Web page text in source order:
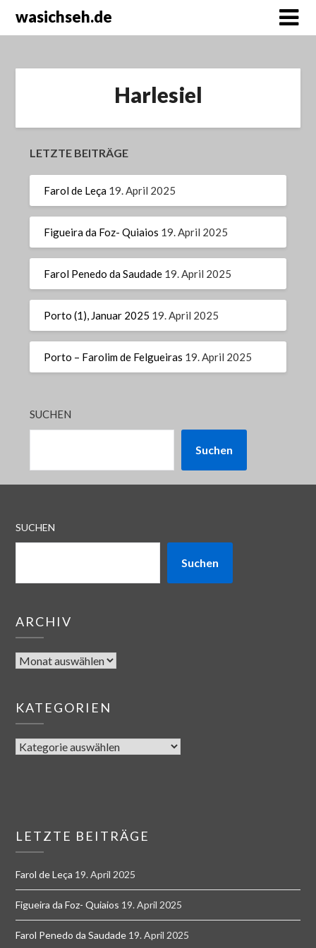
wasichseh.de
Harlesiel
LETZTE BEITRÄGE
Farol de Leça 19. April 2025
Figueira da Foz- Quiaios 19. April 2025
Farol Penedo da Saudade 19. April 2025
Porto (1), Januar 2025 19. April 2025
Porto – Farolim de Felgueiras 19. April 2025
SUCHEN
Suchen
SUCHEN
Suchen
ARCHIV
KATEGORIEN
LETZTE BEITRÄGE
Farol de Leça 19. April 2025
Figueira da Foz- Quiaios 19. April 2025
Farol Penedo da Saudade 19. April 2025